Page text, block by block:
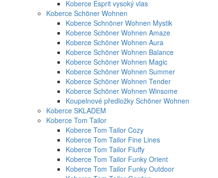
Koberce Esprit vysoký vlas
Koberce Schöner Wohnen
Koberce Schnöner Wohnen Mystik
Koberce Schöner Wohnen Amaze
Koberce Schöner Wohnen Aura
Koberce Schöner Wohnen Balance
Koberce Schöner Wohnen Magic
Koberce Schöner Wohnen Summer
Koberce Schöner Wohnen Tender
Koberce Schöner Wohnen Winsome
Koupelnové předložky Schöner Wohnen
Koberce SKLADEM
Koberce Tom Tailor
Koberce Tom Tailor Cozy
Koberce Tom Tailor Fine Lines
Koberce Tom Tailor Fluffy
Koberce Tom Tailor Funky Orient
Koberce Tom Tailor Funky Outdoor